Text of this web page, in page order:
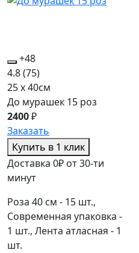
+48
4.8(75)
25 x 40см
До мурашек 15 роз
2400₽
Заказать
Купить в 1 клик
Доставка 0₽ от 30-ти
минут
Роза 40 см - 15 шт.,
Современная упаковка -
1 шт., Лента атласная - 1
шт.